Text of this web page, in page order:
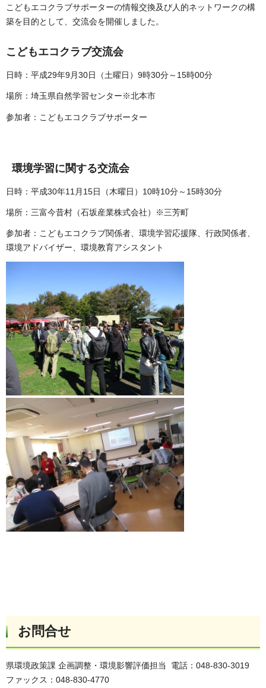
こどもエコクラブサポーターの情報交換及び人的ネットワークの構
築を目的として、交流会を開催しました。
こどもエコクラブ交流会
日時：平成29年9月30日（土曜日）9時30分～15時00分
場所：埼玉県自然学習センター※北本市
参加者：こどもエコクラブサポーター
環境学習に関する交流会
日時：平成30年11月15日（木曜日）10時10分～15時30分
場所：三富今昔村（石坂産業株式会社）※三芳町
参加者：こどもエコクラブ関係者、環境学習応援隊、行政関係者、
環境アドバイザー、環境教育アシスタント
お問合せ
県環境政策課 企画調整・環境影響評価担当 電話：048-830-3019
ファックス：048-830-4770